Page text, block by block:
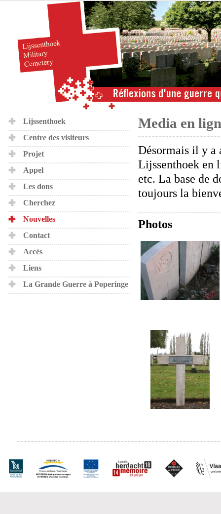
Lijssenthoek
Centre des visiteurs
Projet
Appel
Les dons
Cherchez
Nouvelles
Contact
Accès
Liens
La Grande Guerre à Poperinge
Media en
Désormais il y a
Lijssenthoek en
etc. La base de
toujours la
Photos